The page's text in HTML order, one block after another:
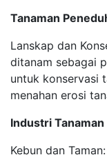
Tanaman
Lanskap dan
ditanam sebagai
untuk konservasi
menahan erosi
Industri Tanaman
Kebun dan